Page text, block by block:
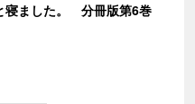
寝ました。 分冊版第6巻